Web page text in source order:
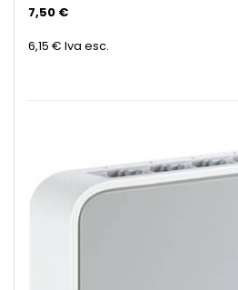
7,50 €
6,15 € Iva esc.